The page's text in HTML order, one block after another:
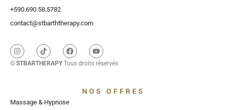
+590.690.58.5782
contact@stbarththerapy.com
© STBARTHERAPY Tous droits réservés
NOS OFFRES
Massage & Hypnose